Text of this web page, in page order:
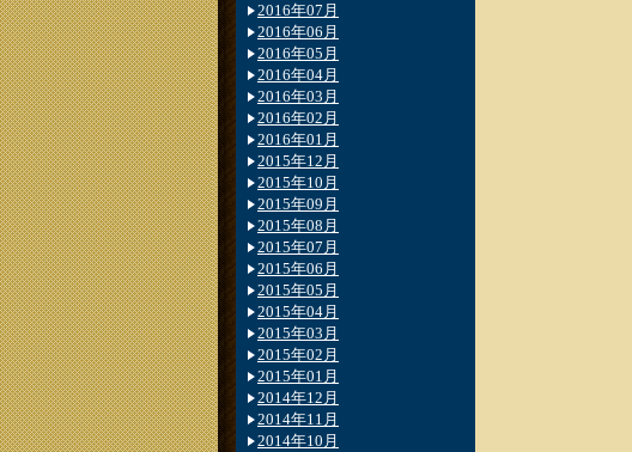
2016年07月
2016年06月
2016年05月
2016年04月
2016年03月
2016年02月
2016年01月
2015年12月
2015年10月
2015年09月
2015年08月
2015年07月
2015年06月
2015年05月
2015年04月
2015年03月
2015年02月
2015年01月
2014年12月
2014年11月
2014年10月